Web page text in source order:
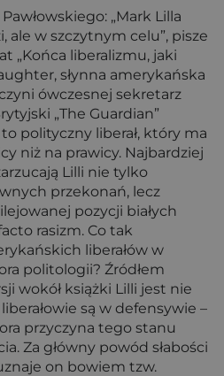
„Mark Lilla
w szczytnym celu”, pisze
„Końca liberalizmu, jaki
słynna amerykańska
ówczesnej sekretarz
„The Guardian”
polityczny liberał, który ma
niż na prawicy. Najbardziej
Lilli nie tylko
przekonań, lecz
pozycji białych
rasizm. Co tak
liberałów w
politologii? Źródłem
wokół książki Lilli jest nie
są w defensywie –
przyczyna tego stanu
Za główny powód słabości
on bowiem tzw.